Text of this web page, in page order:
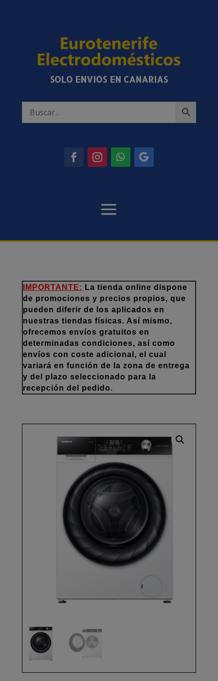
SOLO ENVIOS EN CANARIAS
IMPORTANTE: La tienda online dispone
de promociones y precios propios, que
pueden diferir de los aplicados en
nuestras tiendas físicas. Así mismo,
ofrecemos envíos gratuitos en
determinadas condiciones, así como
envíos con coste adicional, el cual
variará en función de la zona de entrega
y del plazo seleccionado para la
recepción del pedido.